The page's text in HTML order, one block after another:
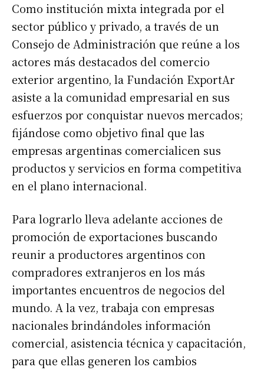
Como institución mixta integrada por el
sector público y privado, a través de un
Consejo de Administración que reúne a los
actores más destacados del comercio
exterior argentino, la Fundación ExportAr
asiste a la comunidad empresarial en sus
esfuerzos por conquistar nuevos mercados;
fijándose como objetivo final que las
empresas argentinas comercialicen sus
productos y servicios en forma competitiva
en el plano internacional.
Para lograrlo lleva adelante acciones de
promoción de exportaciones buscando
reunir a productores argentinos con
compradores extranjeros en los más
importantes encuentros de negocios del
mundo. A la vez, trabaja con empresas
nacionales brindándoles información
comercial, asistencia técnica y capacitación,
para que ellas generen los cambios